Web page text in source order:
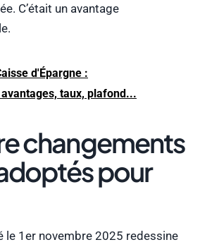
C’était un avantage
d'Épargne :
taux, plafond...
changements
pour
le 1er novembre 2025 redessine